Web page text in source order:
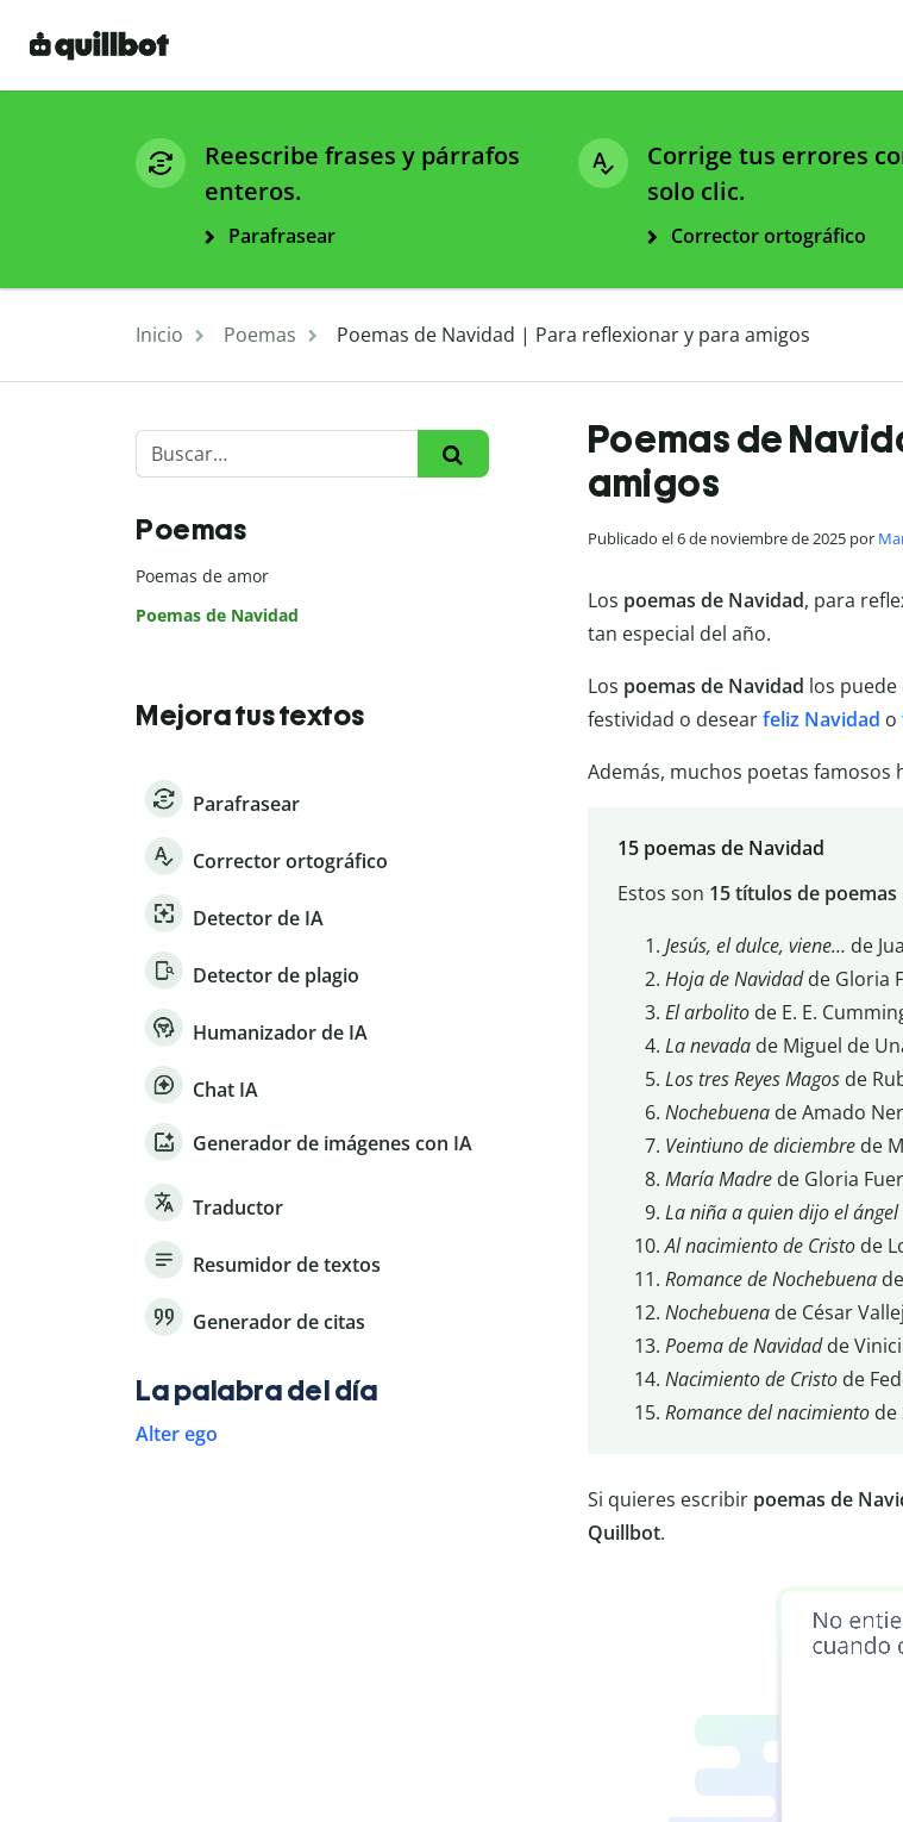
Reescribe frases y párrafos
enteros.
Parafrasear
Corrige tus errores
solo clic.
Corrector ortográfico
Inicio Poemas Poemas de Navidad | Para reflexionar y para amigos
Poemas de
amigos
Publicado el 6 de noviembre de 2025 por
Los poemas de Navidad, para
tan especial del año.
Los poemas de Navidad los
festividad o desearfeliz Navidad o
Además, muchos poetas famosos
15 poemas de Navidad
Estos son 15 títulos de poemas
Jesús, el dulce, viene… de
Hoja de Navidadde Gloria
El arbolitode E. E.
La nevadade Miguel de
Los tres Reyes Magosde
Nochebuenade Amado
Veintiuno de diciembrede
María Madrede Gloria
La niña a quien dijo el ángel
Al nacimiento de Cristode
Romance de Nochebuena
Nochebuenade César
Poema de Navidadde
Nacimiento de Cristo de
Romance del nacimiento de
Si quieres escribir poemas de
Quillbot.
Poemas
Poemas de amor
Poemas de Navidad
Mejora tus textos
Parafrasear
Corrector ortográfico
Detector de IA
Detector de plagio
Humanizador de IA
Chat IA
Generador de imágenes con IA
Traductor
Resumidor de textos
Generador de citas
La palabra del día
Alter ego